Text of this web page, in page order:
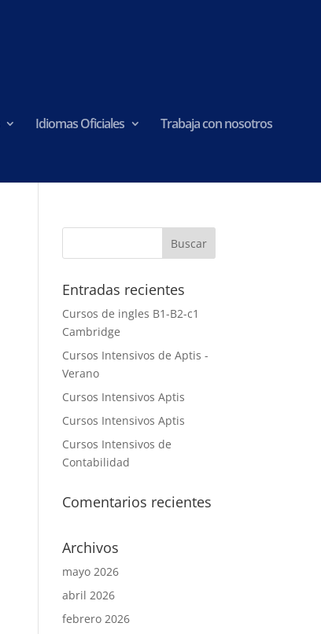
Idiomas Oficiales
Trabaja con nosotros
Entradas recientes
Cursos de ingles B1-B2-c1
Cambridge
Cursos Intensivos de Aptis -
Verano
Cursos Intensivos Aptis
Cursos Intensivos Aptis
Cursos Intensivos de
Contabilidad
Comentarios recientes
Archivos
mayo 2026
abril 2026
febrero 2026